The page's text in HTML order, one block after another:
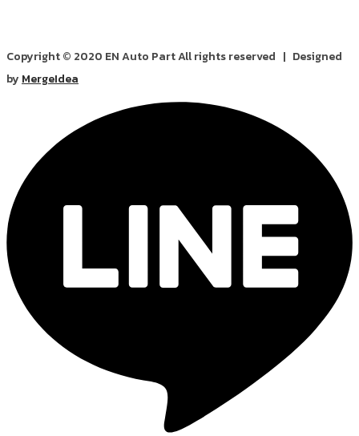
Copyright © 2020 EN Auto Part All rights reserved | Designed
byMergeIdea